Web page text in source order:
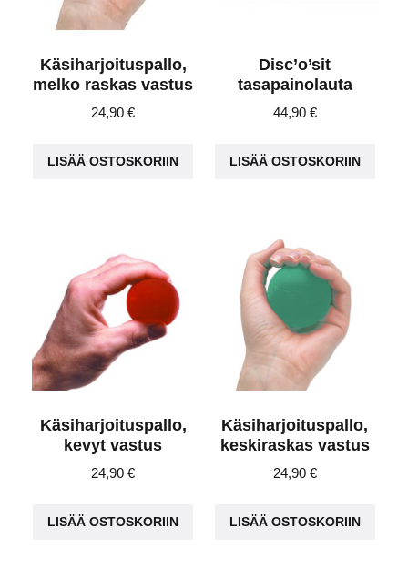
Käsiharjoituspallo,
melko raskas vastus
24,90€
LISÄÄ OSTOSKORIIN
Disc’o’sit
tasapainolauta
44,90 €
LISÄÄ OSTOSKORIIN
Käsiharjoituspallo,
kevyt vastus
24,90€
LISÄÄ OSTOSKORIIN
Käsiharjoituspallo,
keskiraskas vastus
24,90 €
LISÄÄ OSTOSKORIIN